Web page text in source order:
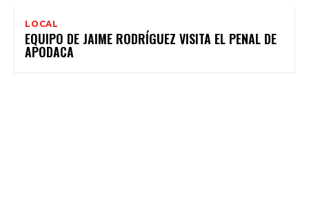
LOCAL
EQUIPO DE JAIME RODRÍGUEZ VISITA EL PENAL DE
APODACA